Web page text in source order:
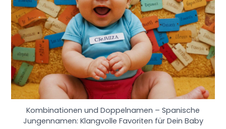
Kombinationen und Doppelnamen – Spanische
Jungennamen: Klangvolle Favoriten für Dein Baby